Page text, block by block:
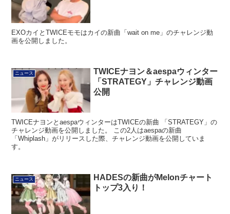
EXOカイとTWICEモモはカイの新曲「wait on me」のチャレンジ動
画を公開しました。
ニュース
TWICEナヨン＆aespaウィンター
「STRATEGY」チャレンジ動画
公開
TWICEナヨンとaespaウィンターはTWICEの新曲 「STRATEGY」の
チャレンジ動画を公開しました。 この2人はaespaの新曲
「Whiplash」がリリースした際、チャレンジ動画を公開していま
す。
ニュース
HADESの新曲がMelonチャート
トップ3入り！